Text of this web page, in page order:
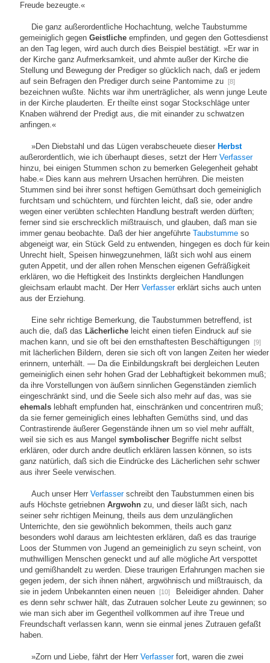
Freude bezeugte.«
Die ganz außerordentliche Hochachtung, welche Taubstumme
gemeiniglich gegen Geistliche empfinden, und gegen den Gottesdienst
an den Tag legen, wird auch durch dies Beispiel bestätigt. »Er war in
der Kirche ganz Aufmerksamkeit, und ahmte außer der Kirche die
Stellung und Bewegung der Prediger so glücklich nach, daß er jedem
auf sein Befragen den Prediger durch seine Pantomime zu
[8]
bezeichnen wußte. Nichts war ihm unerträglicher, als wenn junge Leute
in der Kirche plauderten. Er theilte einst sogar Stockschläge unter
Knaben während der Predigt aus, die mit einander zu schwatzen
anfingen.«
»Den Diebstahl und das Lügen verabscheuete dieser Herbst
außerordentlich, wie ich überhaupt dieses, setzt der Herr Verfasser
hinzu, bei einigen Stummen schon zu bemerken Gelegenheit gehabt
habe.« Dies kann aus mehrern Ursachen herrühren. Die meisten
Stummen sind bei ihrer sonst heftigen Gemüthsart doch gemeiniglich
furchtsam und schüchtern, und fürchten leicht, daß sie, oder andre
wegen einer verübten schlechten Handlung bestraft werden dürften;
ferner sind sie erschrecklich mißtrauisch, und glauben, daß man sie
immer genau beobachte. Daß der hier angeführte Taubstumme so
abgeneigt war, ein Stück Geld zu entwenden, hingegen es doch für kein
Unrecht hielt, Speisen hinwegzunehmen, läßt sich wohl aus einem
guten Appetit, und der allen rohen Menschen eigenen Gefräßigkeit
erklären, wo die Heftigkeit des Instinkts dergleichen Handlungen
gleichsam erlaubt macht. Der Herr Verfassererklärt sichs auch unten
aus der Erziehung.
Eine sehr richtige Bemerkung, die Taubstummen betreffend, ist
auch die, daß das Lächerliche leicht einen tiefen Eindruck auf sie
machen kann, und sie oft bei den ernsthaftesten Beschäftigungen
[9]
mit lächerlichen Bildern, deren sie sich oft von langen Zeiten her wieder
erinnern, unterhält. — Da die Einbildungskraft bei dergleichen Leuten
gemeiniglich einen sehr hohen Grad der Lebhaftigkeit bekommen muß;
da ihre Vorstellungen von äußern sinnlichen Gegenständen ziemlich
eingeschränkt sind, und die Seele sich also mehr auf das, was sie
ehemals lebhaft empfunden hat, einschränken und concentriren muß;
da sie ferner gemeiniglich eines lebhaften Gemüths sind, und das
Contrastirende äußerer Gegenstände ihnen um so viel mehr auffält,
weil sie sich es aus Mangel symbolischer Begriffe nicht selbst
erklären, oder durch andre deutlich erklären lassen können, so ists
ganz natürlich, daß sich die Eindrücke des Lächerlichen sehr schwer
aus ihrer Seele verwischen.
Auch unser HerrVerfasserschreibt den Taubstummen einen bis
aufs Höchste getriebnen Argwohn zu, und dieser läßt sich, nach
seiner sehr richtigen Meinung, theils aus dem unzulänglichen
Unterrichte, den sie gewöhnlich bekommen, theils auch ganz
besonders wohl daraus am leichtesten erklären, daß es das traurige
Loos der Stummen von Jugend an gemeiniglich zu seyn scheint, von
muthwilligen Menschen geneckt und auf alle mögliche Art verspottet
und gemißhandelt zu werden. Diese traurigen Erfahrungen machen sie
gegen jedem, der sich ihnen nähert, argwöhnisch und mißtrauisch, da
sie in jedem Unbekannten einen neuen
[10]
Beleidiger ahnden. Daher
es denn sehr schwer hält, das Zutrauen solcher Leute zu gewinnen; so
wie man sich aber im Gegentheil vollkommen auf ihre Treue und
Freundschaft verlassen kann, wenn sie einmal jenes Zutrauen gefaßt
haben.
»Zorn und Liebe, fährt der HerrVerfasserfort, waren die zwei